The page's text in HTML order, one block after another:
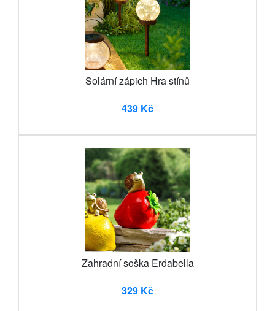
Solární zápich Hra stínů
439 Kč
Zahradní soška Erdabella
329 Kč